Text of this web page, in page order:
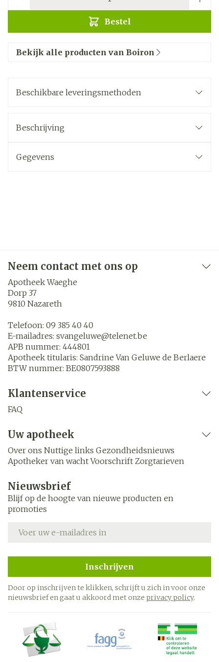
Bestel
Bekijk alle producten van Boiron
Beschikbare leveringsmethoden
Beschrijving
Gegevens
Neem contact met ons op
Apotheek Waeghe
Dorp 37
9810 Nazareth
Telefoon: 09 385 40 40
E-mailadres: svangeluwe@telenet.be
APB nummer: 444801
Apotheek titularis: Sandrine Van Geluwe de Berlaere
BTW nummer: BE0807593888
Klantenservice
FAQ
Uw apotheek
Over ons Nuttige links Gezondheidsnieuws
Apotheker van wacht Voorschrift Zorgtarieven
Nieuwsbrief
Blijf op de hoogte van nieuwe producten en
promoties
Inschrijven
Door op inschrijven te klikken, schrijft u zich in voor onze
nieuwsbrief en gaat u akkoord met onze privacy policy.